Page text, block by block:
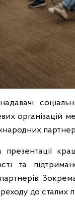
організацій
презентації
та
до сталих